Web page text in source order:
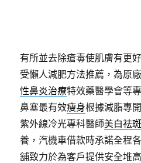
有所並去除瘡毒使肌膚有更
受懶人減肥方法推薦，為原
性鼻炎治療特效藥醫學會等
鼻塞最有效瘦身根據減脂專
紫外線冷光專科醫師美白祛
養，汽機車借款時承諾全程
舖致力於為客戶提供安全堆